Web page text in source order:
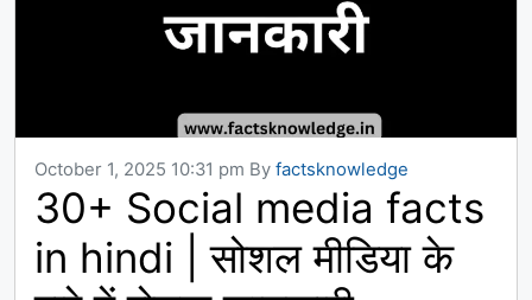
October 1, 2025 10:31 pm By factsknowledge
30+ Social media facts
in hindi | सोशल मीडिया के